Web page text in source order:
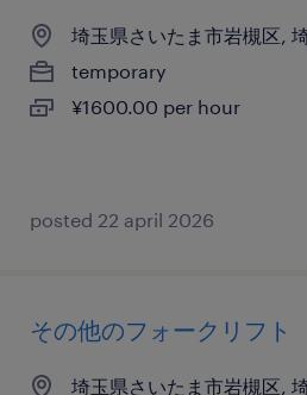
埼玉県さいたま市岩槻区,
temporary
¥1600.00 per hour
posted 22 april 2026
その他のフォークリフト
埼玉県さいたま市岩槻区,